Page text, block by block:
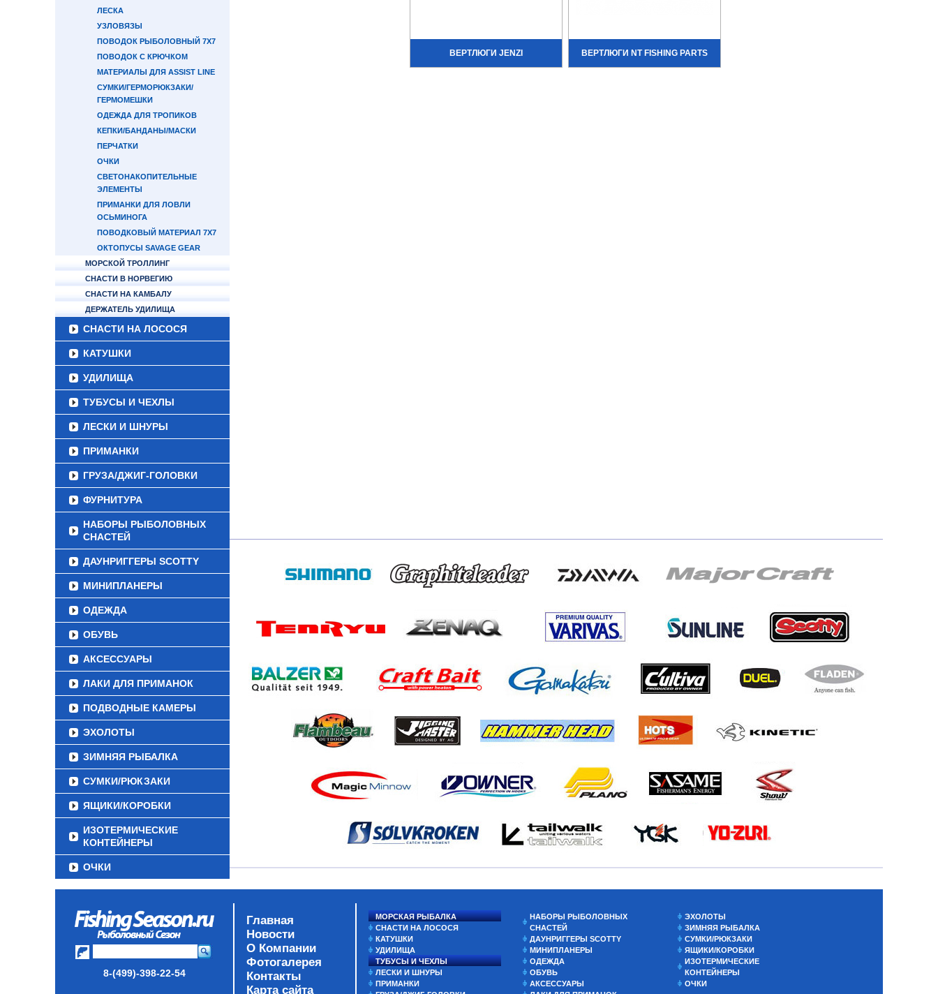
ЛЕСКА
УЗЛОВЯЗЫ
ПОВОДОК РЫБОЛОВНЫЙ 7Х7
ПОВОДОК С КРЮЧКОМ
МАТЕРИАЛЫ ДЛЯ ASSIST LINE
СУМКИ/ГЕРМОРЮКЗАКИ/
ГЕРМОМЕШКИ
ОДЕЖДА ДЛЯ ТРОПИКОВ
КЕПКИ/БАНДАНЫ/МАСКИ
ПЕРЧАТКИ
ОЧКИ
СВЕТОНАКОПИТЕЛЬНЫЕ
ЭЛЕМЕНТЫ
ПРИМАНКИ ДЛЯ ЛОВЛИ
ОСЬМИНОГА
ПОВОДКОВЫЙ МАТЕРИАЛ 7Х7
ОКТОПУСЫ SAVAGE GEAR
МОРСКОЙ ТРОЛЛИНГ
СНАСТИ В НОРВЕГИЮ
СНАСТИ НА КАМБАЛУ
ДЕРЖАТЕЛЬ УДИЛИЩА
СНАСТИ НА ЛОСОСЯ
КАТУШКИ
УДИЛИЩА
ТУБУСЫ И ЧЕХЛЫ
ЛЕСКИ И ШНУРЫ
ПРИМАНКИ
ГРУЗА/ДЖИГ-ГОЛОВКИ
ФУРНИТУРА
НАБОРЫ РЫБОЛОВНЫХ
СНАСТЕЙ
ДАУНРИГГЕРЫ SCOTTY
МИНИПЛАНЕРЫ
ОДЕЖДА
ОБУВЬ
АКСЕССУАРЫ
ЛАКИ ДЛЯ ПРИМАНОК
ПОДВОДНЫЕ КАМЕРЫ
ЭХОЛОТЫ
ЗИМНЯЯ РЫБАЛКА
СУМКИ/РЮКЗАКИ
ЯЩИКИ/КОРОБКИ
ИЗОТЕРМИЧЕСКИЕ
КОНТЕЙНЕРЫ
ОЧКИ
ВЕРТЛЮГИ JENZI ВЕРТЛЮГИ NT FISHING PARTS
8-(499)-398-22-54
Главная
Новости
О Компании
Фотогалерея
Контакты
Карта сайта
МОРСКАЯ РЫБАЛКА
СНАСТИ НА ЛОСОСЯ
КАТУШКИ
УДИЛИЩА
ТУБУСЫ И ЧЕХЛЫ
ЛЕСКИ И ШНУРЫ
ПРИМАНКИ
НАБОРЫ РЫБОЛОВНЫХ
СНАСТЕЙ
ДАУНРИГГЕРЫ SCOTTY
МИНИПЛАНЕРЫ
ОДЕЖДА
ОБУВЬ
АКСЕССУАРЫ
ЭХОЛОТЫ
ЗИМНЯЯ РЫБАЛКА
СУМКИ/РЮКЗАКИ
ЯЩИКИ/КОРОБКИ
ИЗОТЕРМИЧЕСКИЕ
КОНТЕЙНЕРЫ
ОЧКИ